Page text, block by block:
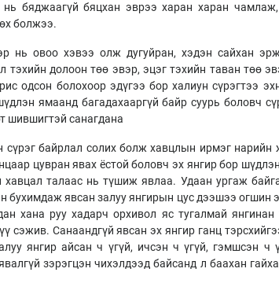
нь бяджаагүй бяцхан эврээ харан харан
болжээ.
нь овоо хэвээ олж дугуйран, хэдэн сайхан
тэхийн долоон төө эвэр, эцэг тэхийн таван төө
одсон болохоор эдүгээ бор халиун сүрэгтээ
ямаанд багадахааргүй байр суурь боловч
шившигтэй санагдана
сүрэг байрлал солих болж хавцлын ирмэг
цувран явах ёстой боловч эх янгир бор
талаас нь түшиж явлаа. Удаан ургаж
бухимдаж явсан залуу янгирын цус дээшээ огшин
хана руу хадарч орхивол яс тугалмай янгинан
сэжив. Санаандгүй явсан эх янгир ганц
янгир айсан ч үгүй, ичсэн ч үгүй, гэмшсэн ч
зэрэгцэн чихэлдээд байсанд л баахан